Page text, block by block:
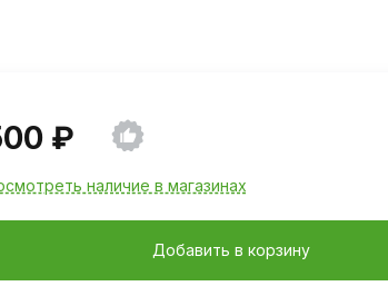
₽
наличие в магазинах
Добавить в корзину